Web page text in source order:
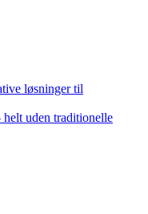
løsninger til
uden traditionelle